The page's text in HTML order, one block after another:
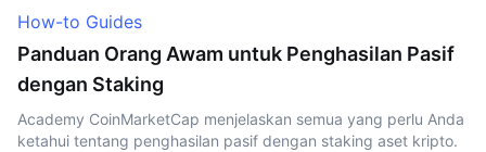
How-to Guides
Panduan Orang Awam untuk Penghasilan Pasif
dengan Staking
Academy CoinMarketCap menjelaskan semua yang perlu Anda
ketahui tentang penghasilan pasif dengan staking aset kripto.